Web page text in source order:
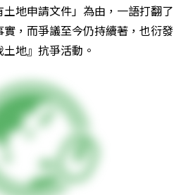
地申請文件」為由，一語打翻了
，而爭議至今仍持續著，也衍發
地』抗爭活動。